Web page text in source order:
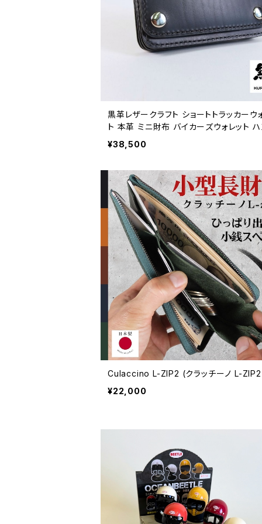
黒革レザークラフト ショートトラッカーウ
ト 本革 ミニ財布 バイカーズウォレット ハ
イド 総手縫い
¥38,500
Culaccino L-ZIP2 (クラッチーノ L-
¥22,000